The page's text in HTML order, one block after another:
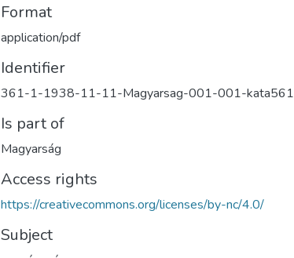
Format
application/pdf
Identifier
361-1-1938-11-11-Magyarsag-001-001-kata561
Is part of
Magyarság
Access rights
https://creativecommons.org/licenses/by-nc/4.0/
Subject